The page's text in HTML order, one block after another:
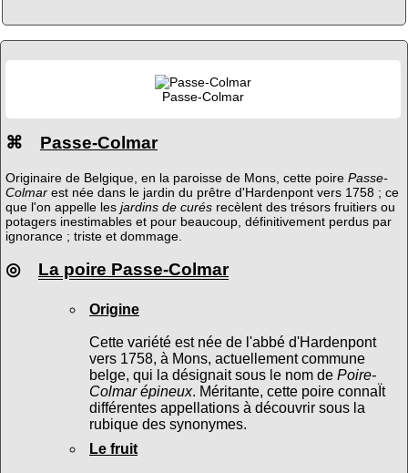
Passe-Colmar
⌘ Passe-Colmar
Originaire de Belgique, en la paroisse de Mons, cette poire Passe-
Colmar est née dans le jardin du prêtre d'Hardenpont vers 1758 ; ce
que l'on appelle les jardins de curés recèlent des trésors fruitiers ou
potagers inestimables et pour beaucoup, définitivement perdus par
ignorance ; triste et dommage.
◎ La poire Passe-Colmar
Origine
Cette variété est née de l'abbé d'Hardenpont
vers 1758, à Mons, actuellement commune
belge, qui la désignait sous le nom de Poire-
Colmar épineux. Méritante, cette poire connaÏt
différentes appellations à découvrir sous la
rubique des synonymes.
Le fruit